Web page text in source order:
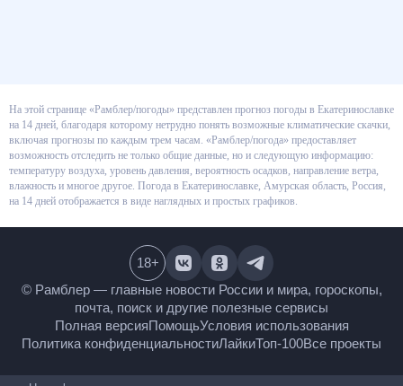
На этой странице «Рамблер/погоды» представлен прогноз погоды в
Екатеринославке на 14 дней, благодаря которому нетрудно понять
возможные климатические скачки, включая прогнозы по каждым трем
часам. «Рамблер/погода» предоставляет возможность отследить не
только общие данные, но и следующую информацию: температуру
воздуха, уровень давления, вероятность осадков, направление ветра,
влажность и многое другое. Погода в Екатеринославке, Амурская
© Рамблер — главные новости России и мира,
гороскопы, почта, поиск и другие полезные сервисы
Полная версия
Помощь
Условия использования
Политика конфиденциальностиЛайкиТоп-100
18+